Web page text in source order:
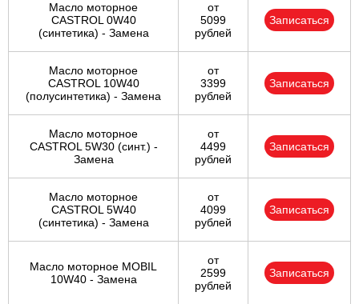
Масло моторное
CASTROL 0W40
(синтетика) - Замена
от
5099
рублей
Записаться
Масло моторное
CASTROL 10W40
(полусинтетика) - Замена
от
3399
рублей
Записаться
Масло моторное
CASTROL 5W30 (синт.) -
Замена
от
4499
рублей
Записаться
Масло моторное
CASTROL 5W40
(синтетика) - Замена
от
4099
рублей
Записаться
Масло моторное MOBIL
10W40 - Замена
от
2599
рублей
Записаться